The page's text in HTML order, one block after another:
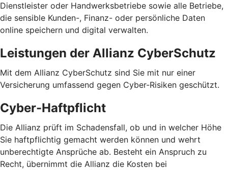
Dienstleister oder Handwerksbetriebe sowie alle Betriebe,
die sensible Kunden-, Finanz- oder persönliche Daten
online speichern und digital verwalten.
Leistungen der Allianz CyberSchutz
Mit dem Allianz CyberSchutz sind Sie mit nur einer
Versicherung umfassend gegen Cyber-Risiken geschützt.
Cyber-Haftpflicht
Die Allianz prüft im Schadensfall, ob und in welcher Höhe
Sie haftpflichtig gemacht werden können und wehrt
unberechtigte Ansprüche ab. Besteht ein Anspruch zu
Recht, übernimmt die Allianz die Kosten bei